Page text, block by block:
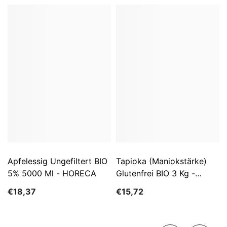
Apfelessig Ungefiltert BIO
5% 5000 Ml - HORECA
€18,37
Tapioka (Maniokstärke)
Glutenfrei BIO 3 Kg -
€15,72